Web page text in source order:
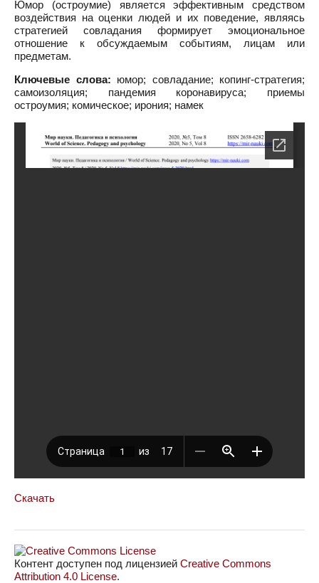
Юмор (остроумие) является эффективным средством
воздействия на оценки людей и их поведение, являясь
стратегией совладания формирует эмоциональное
отношение к обсуждаемым событиям, лицам или
предметам.
Ключевые слова: юмор; совладание; копинг-стратегия;
самоизоляция; пандемия коронавируса; приемы
остроумия; комическое; ирония; намек
Скачать
Контент доступен под лицензией Creative Commons
Attribution 4.0 License.